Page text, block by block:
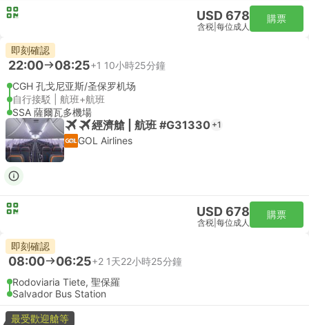
USD 678
含税 每位成人
購票
即刻確認
22:00 08:25+1 10小時25分鐘
CGH 孔戈尼亚斯/圣保罗机场
自行接駁 | 航班+航班
SSA 薩爾瓦多機場
經濟艙 | 航班 #G31330 +1
GOL Airlines
USD 678
含税 每位成人
購票
即刻確認
08:00 06:25+2 1天22小時25分鐘
Rodoviaria Tiete, 聖保羅
Salvador Bus Station
最受歡迎艙等